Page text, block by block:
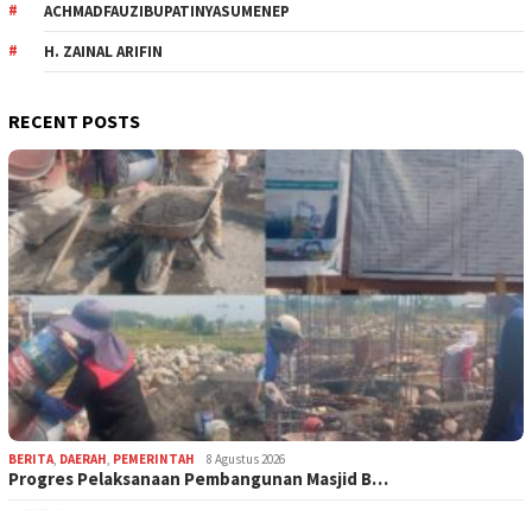
ACHMADFAUZIBUPATINYASUMENEP
H. ZAINAL ARIFIN
RECENT POSTS
BERITA, DAERAH, PEMERINTAH 8 Agustus 2026
Progres Pelaksanaan Pembangunan Masjid B…